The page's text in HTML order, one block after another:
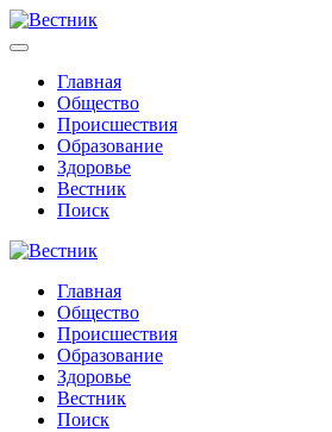
Главная
Общество
Происшествия
Образование
Здоровье
Вестник
Поиск
Главная
Общество
Происшествия
Образование
Здоровье
Вестник
Поиск